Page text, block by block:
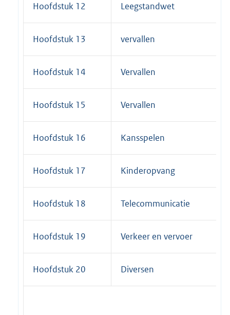
Hoofdstuk 12 Leegstandwet
Hoofdstuk 13 vervallen
Hoofdstuk 14 Vervallen
Hoofdstuk 15 Vervallen
Hoofdstuk 16 Kansspelen
Hoofdstuk 17 Kinderopvang
Hoofdstuk 18 Telecommunicatie
Hoofdstuk 19 Verkeer en vervoer
Hoofdstuk 20 Diversen